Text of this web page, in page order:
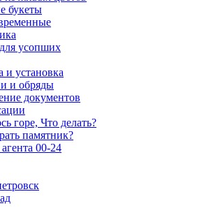
букеты
усопших
и установка
и обряды
документов
горе, Что делать?
памятник?
00-24